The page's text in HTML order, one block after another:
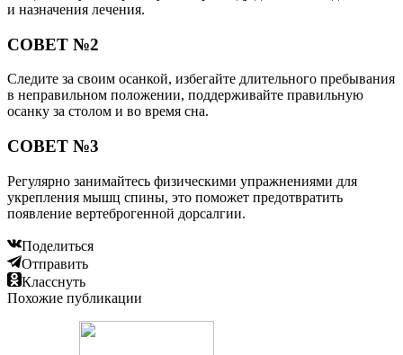
и назначения лечения.
СОВЕТ №2
Следите за своим осанкой, избегайте длительного пребывания
в неправильном положении, поддерживайте правильную
осанку за столом и во время сна.
СОВЕТ №3
Регулярно занимайтесь физическими упражнениями для
укрепления мышц спины, это поможет предотвратить
появление вертеброгенной дорсалгии.
Поделиться
Отправить
Класснуть
Похожие публикации